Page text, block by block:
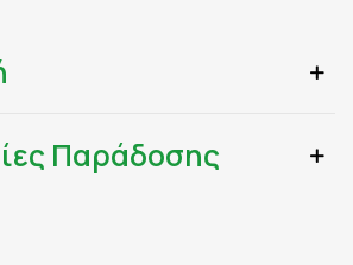
Παράδοσης